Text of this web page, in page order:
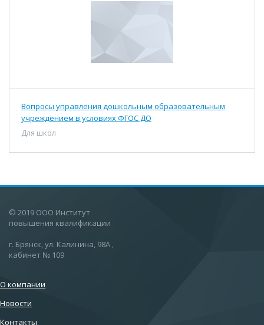
Вопросы управления дошкольным образовательным
учреждением в условиях ФГОС ДО
Для школ
© 2019 ООО Институт
повышения квалификации
г. Брянск, ул. Калинина, 98А ,
кабинет № 109
О компании
Новости
Контакты